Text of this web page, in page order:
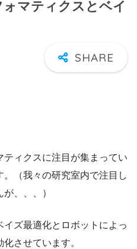
マティクスとベイ
ィクスに注目が集まってい
（我々の研究室内で注目し
、、、）
ズ最適化とロボットによっ
させています。